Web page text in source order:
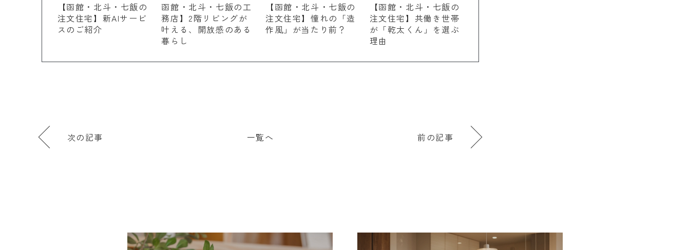
【函館・北斗・七飯の
注文住宅】新AIサービ
スのご紹介
函館・北斗・七飯の工
務店】2階リビングが
叶える、開放感のある
暮らし
【函館・北斗・七飯の
注文住宅】憧れの「造
作風」が当たり前？
【函館・北斗・七飯の
注文住宅】共働き世帯
が「乾太くん」を選ぶ
理由
次の記事 一覧へ 前の記事